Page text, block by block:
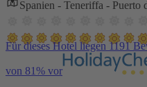
Spanien - Teneriffa - Puerto
Für dieses Hotel liegen 1191
von 81% vor